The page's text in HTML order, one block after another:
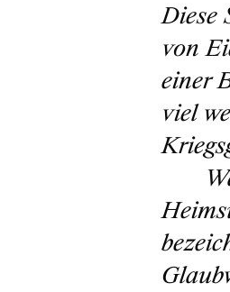
Diese
von
einer
viel